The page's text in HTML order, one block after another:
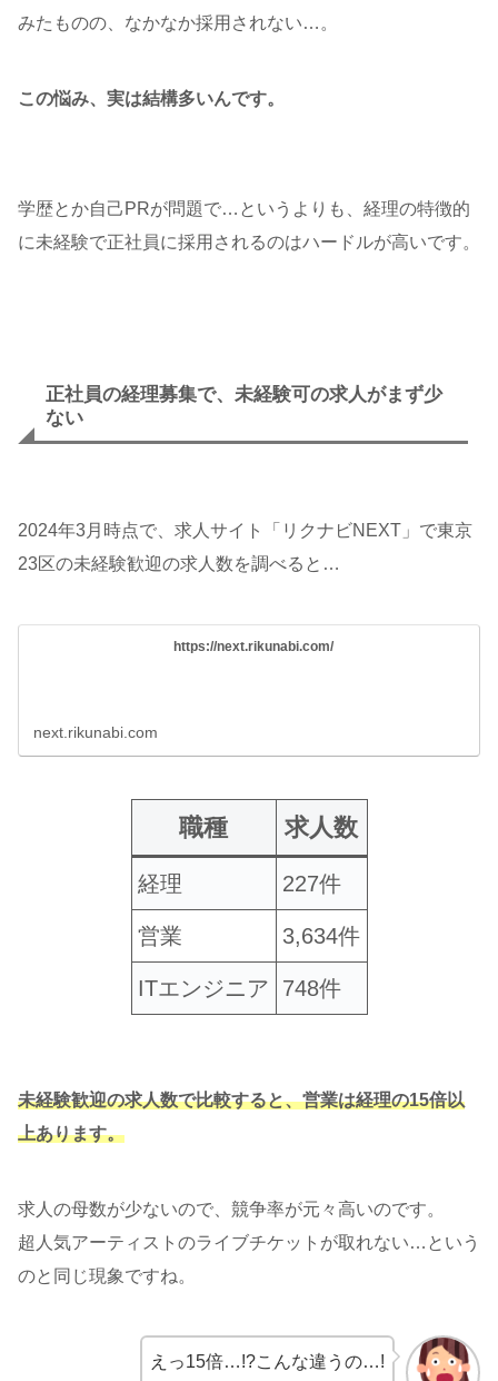
みたものの、なかなか採用されない…。
この悩み、実は結構多いんです。
学歴とか自己PRが問題で…というよりも、経理の特徴的
に未経験で正社員に採用されるのはハードルが高いです。
正社員の経理募集で、未経験可の求人がまず少
ない
2024年3月時点で、求人サイト「リクナビNEXT」で東京
23区の未経験歓迎の求人数を調べると…
https://next.rikunabi.com/
next.rikunabi.com
職種 求人数
経理 227件
営業 3,634件
ITエンジニア 748件
未経験歓迎の求人数で比較すると、営業は経理の15倍以
上あります。
求人の母数が少ないので、競争率が元々高いのです。
超人気アーティストのライブチケットが取れない…という
のと同じ現象ですね。
えっ15倍…!?こんな違うの…!